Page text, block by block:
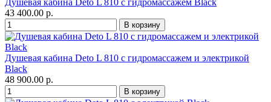
Душевая кабина Deto L 810 с гидромассажем Black
43 400.00 р.
Душевая кабина Deto L 810 с гидромассажем и электрикой
Black
48 900.00 р.